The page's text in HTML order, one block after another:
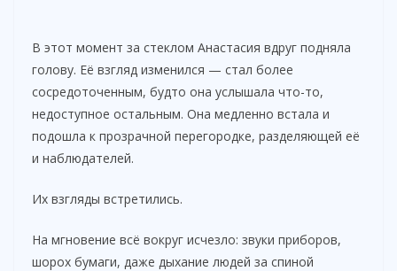
В этот момент за стеклом Анастасия вдруг подняла
голову. Её взгляд изменился — стал более
сосредоточенным, будто она услышала что-то,
недоступное остальным. Она медленно встала и
подошла к прозрачной перегородке, разделяющей её
и наблюдателей.
Их взгляды встретились.
На мгновение всё вокруг исчезло: звуки приборов,
шорох бумаги, даже дыхание людей за спиной